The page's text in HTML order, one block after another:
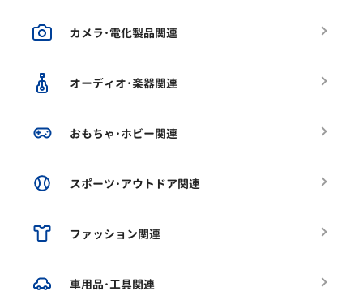
カメラ･電化製品関連
オーディオ･楽器関連
おもちゃ･ホビー関連
スポーツ･アウトドア関連
ファッション関連
車用品･工具関連